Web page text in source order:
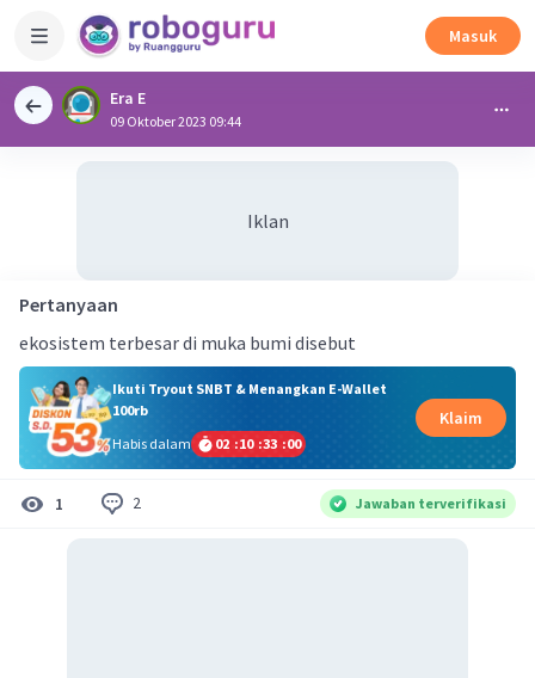
Masuk
Era E
09 Oktober 2023 09:44
Iklan
Pertanyaan
ekosistem terbesar di muka bumi disebut
Ikuti Tryout SNBT & Menangkan E-Wallet
100rb
Habis dalam
02 :10 :32 :59
Klaim
1 2 Jawaban terverifikasi